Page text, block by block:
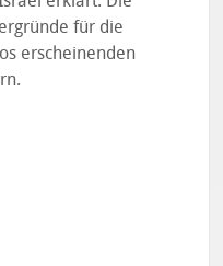
für die
erscheinenden